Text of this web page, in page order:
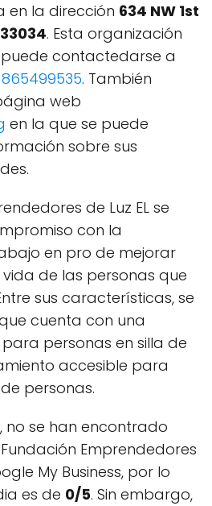
en la dirección 634 NW 1st
. Esta organización
contactedarse a
865499535. También
web
en la que se puede
sobre sus
de Luz EL se
con la
en pro de mejorar
de las personas que
sus características, se
cuenta con una
personas en silla de
accesible para
personas.
no se han encontrado
Emprendedores
My Business, por lo
es de 0/5. Sin embargo,